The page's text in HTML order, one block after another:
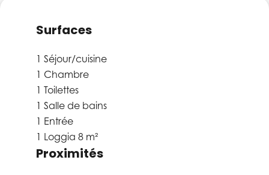
Surfaces
1 Séjour/cuisine
1 Chambre
1 Toilettes
1 Salle de bains
1 Entrée
1 Loggia 8 m²
Proximités